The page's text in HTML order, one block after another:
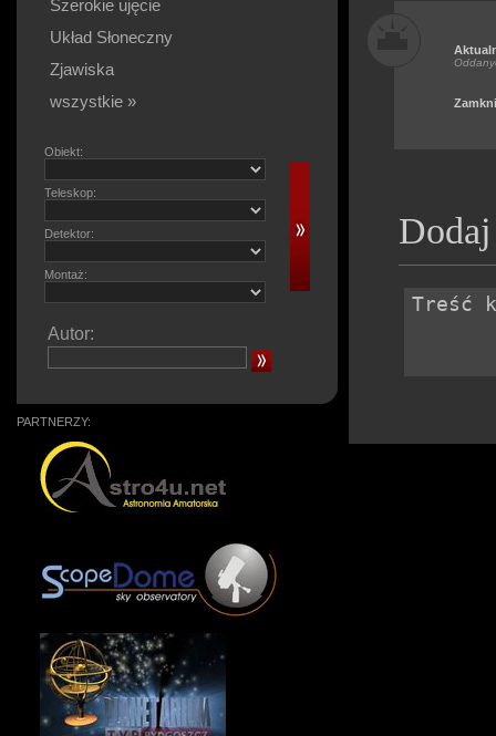
Szerokie ujęcie
Układ Słoneczny
Zjawiska
wszystkie »
Obiekt:
Teleskop:
Detektor:
Montaż:
Autor:
PARTNERZY: